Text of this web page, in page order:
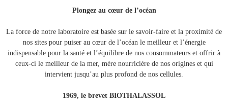
Plongez au cœur de l’océan
La force de notre laboratoire est basée sur le savoir-faire et la proximité de
nos sites pour puiser au cœur de l’océan le meilleur et l’énergie
indispensable pour la santé et l’équilibre de nos consommateurs et offrir à
ceux-ci le meilleur de la mer, mère nourricière de nos origines et qui
intervient jusqu’au plus profond de nos cellules.
1969, le brevet BIOTHALASSOL